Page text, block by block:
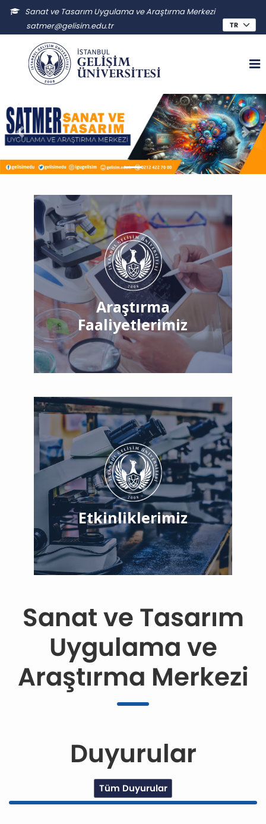
Sanat ve Tasarım Uygulama ve Araştırma Merkezi
satmer@gelisim.edu.tr
Araştırma
Faaliyetlerimiz
Etkinliklerimiz
Sanat ve Tasarım
Uygulama ve
Araştırma Merkezi
Duyurular
Tüm Duyurular